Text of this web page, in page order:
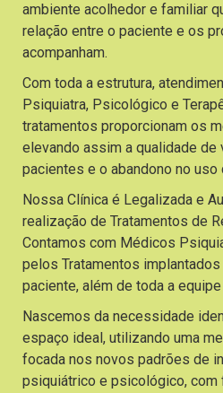
ambiente acolhedor e familiar
relação entre o paciente e os
acompanham.
Com toda a estrutura,
Psiquiatra, Psicológico e
tratamentos proporcionam os
elevando assim a qualidade de
pacientes e o abandono no uso
Nossa Clínica é Legalizada e
realização de Tratamentos de
Contamos com Médicos
pelos Tratamentos
paciente, além de toda a
Nascemos da necessidade
espaço ideal, utilizando uma
focada nos novos padrões de
psiquiátrico e psicológico, com